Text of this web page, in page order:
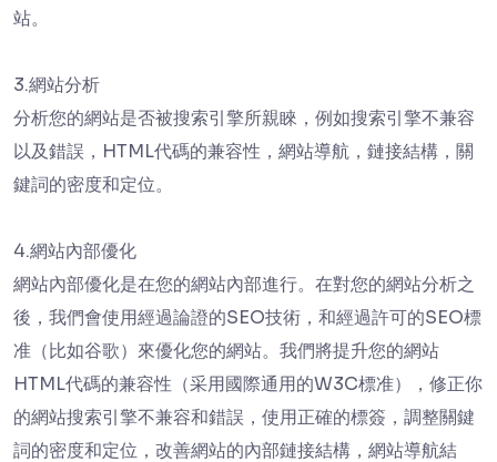
站。
3.網站分析
分析您的網站是否被搜索引擎所親睞，例如搜索引擎不兼容
以及錯誤，HTML代碼的兼容性，網站導航，鏈接結構，關
鍵詞的密度和定位。
4.網站內部優化
網站內部優化是在您的網站內部進行。在對您的網站分析之
後，我們會使用經過論證的SEO技術，和經過許可的SEO標
准（比如谷歌）來優化您的網站。我們將提升您的網站
HTML代碼的兼容性（采用國際通用的W3C標准），修正你
的網站搜索引擎不兼容和錯誤，使用正確的標簽，調整關鍵
詞的密度和定位，改善網站的內部鏈接結構，網站導航結